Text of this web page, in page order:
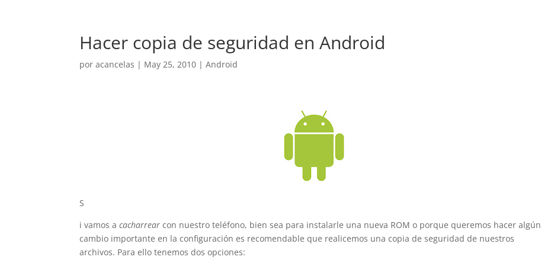
Hacer copia de seguridad en Android
poracancelas | May 25, 2010 |Android
S
i vamos acacharrear con nuestro teléfono, bien sea para instalarle una nueva ROM o porque queremos hacer algún
cambio importante en la configuración es recomendable que realicemos una copia de seguridad de nuestros
archivos. Para ello tenemos dos opciones: